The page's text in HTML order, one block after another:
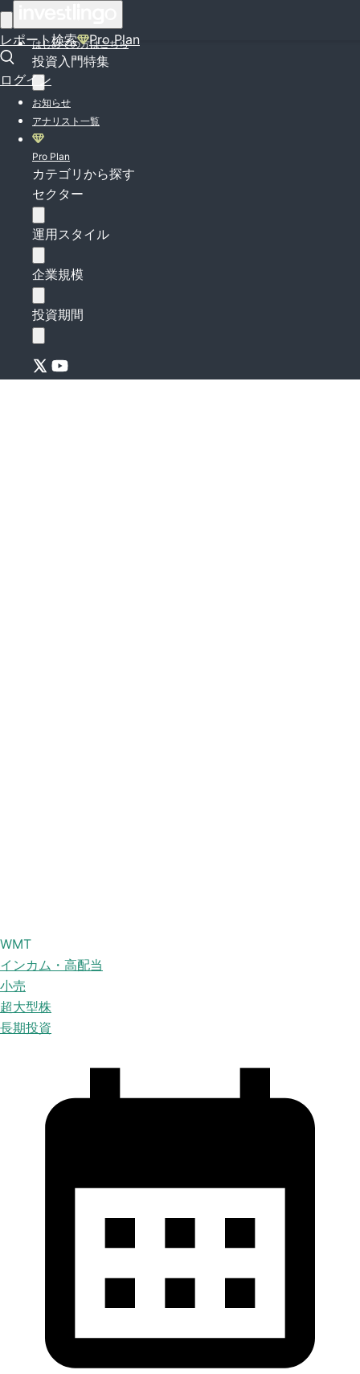
レポート検索 Pro Plan
ログイン
はじめての方はこちら
投資入門特集
お知らせ
アナリスト一覧
Pro Plan
カテゴリから探す
セクター
運用スタイル
企業規模
投資期間
WMT
インカム・高配当
小売
超大型株
長期投資